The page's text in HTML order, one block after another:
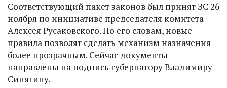
Соответствующий пакет законов был принят ЗС 26
ноября по инициативе председателя комитета
Алексея Русаковского. По его словам, новые
правила позволят сделать механизм назначения
более прозрачным. Сейчас документы
направлены на подпись губернатору Владимиру
Сипягину.